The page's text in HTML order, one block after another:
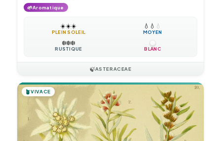
🌱Aromatique
☀️☀️☀️
PLEIN SOLEIL
💧 💧 💧
MOYEN
❄️❄️❄️
RUSTIQUE BLANC
🍃ASTERACEAE
🪴VIVACE